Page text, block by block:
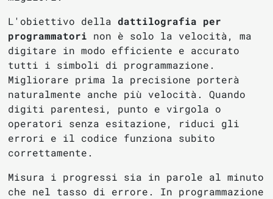
L'obiettivo della dattilografia per
programmatori non è solo la velocità, ma
digitare in modo efficiente e accurato
tutti i simboli di programmazione.
Migliorare prima la precisione porterà
naturalmente anche più velocità. Quando
digiti parentesi, punto e virgola o
operatori senza esitazione, riduci gli
errori e il codice funziona subito
correttamente.
Misura i progressi sia in parole al minuto
che nel tasso di errore. In programmazione